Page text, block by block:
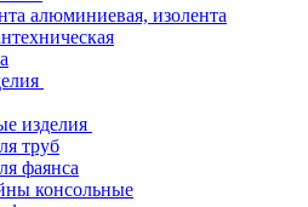
алюминиевая, изолента
изделия
труб
фаянса
консольные